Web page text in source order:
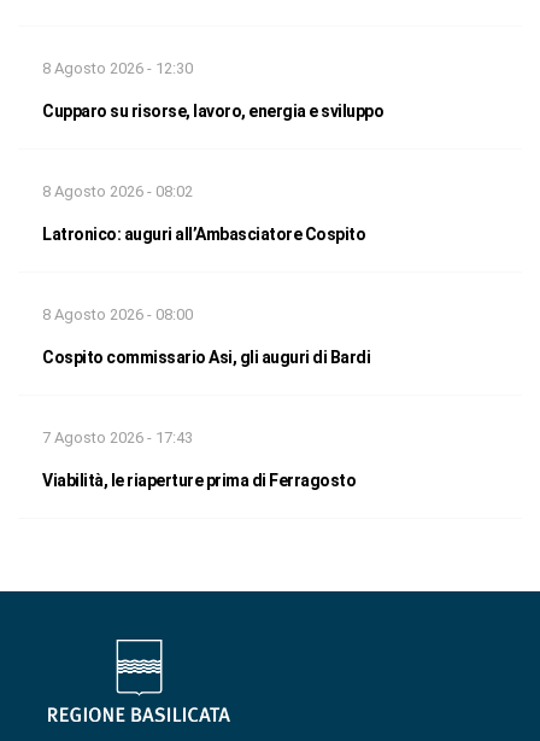
8 Agosto 2026 - 12:30
Cupparo su risorse, lavoro, energia e sviluppo
8 Agosto 2026 - 08:02
Latronico: auguri all’Ambasciatore Cospito
8 Agosto 2026 - 08:00
Cospito commissario Asi, gli auguri di Bardi
7 Agosto 2026 - 17:43
Viabilità, le riaperture prima di Ferragosto